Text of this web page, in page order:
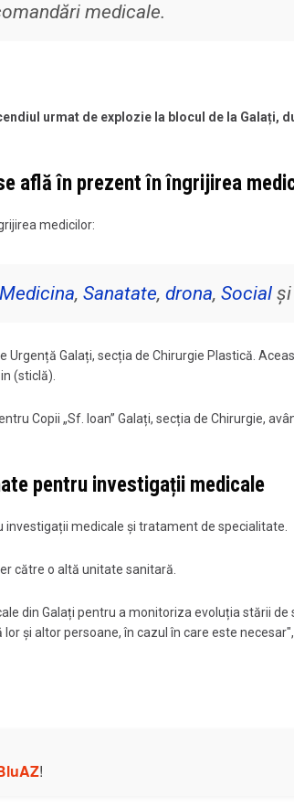
medicale.
urmat de explozie la blocul de la Galați,
află în prezent în îngrijirea
medicilor:
Medicina, Sanatate, drona, Socialși
Galați, secția de Chirurgie Plastică.
(sticlă).
Copii „Sf. Ioan” Galați, secția de Chirurgie,
pentru investigații medicale
medicale și tratament de specialitate.
către o altă unitate sanitară.
din Galați pentru a monitoriza evoluția stării de
și altor persoane, în cazul în care este
!